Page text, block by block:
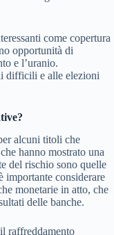
come copertura
opportunità di
e l’uranio.
difficili e alle elezioni
alcuni titoli che
hanno mostrato una
del rischio sono quelle
importante considerare
monetarie in atto, che
delle banche.
raffreddamento